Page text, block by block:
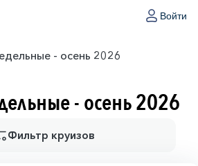
Войти
- осень 2026
- осень 2026
Фильтр круизов